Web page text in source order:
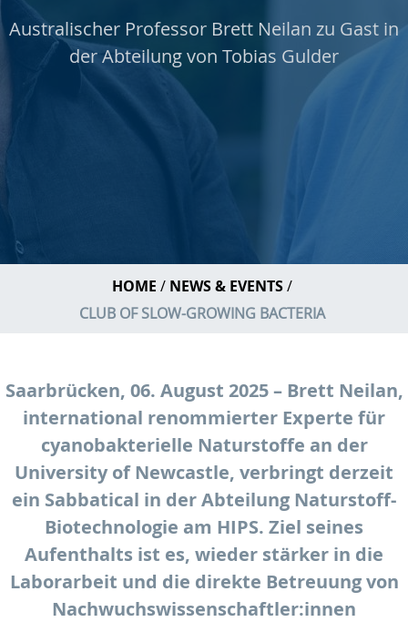
Australischer Professor Brett Neilan zu Gast in
der Abteilung von Tobias Gulder
HOME
NEWS & EVENTS
CLUB OF SLOW-GROWING BACTERIA
Saarbrücken, 06. August 2025 – Brett Neilan,
international renommierter Experte für
cyanobakterielle Naturstoffe an der
University of Newcastle, verbringt derzeit
ein Sabbatical in der Abteilung Naturstoff-
Biotechnologie am HIPS. Ziel seines
Aufenthalts ist es, wieder stärker in die
Laborarbeit und die direkte Betreuung von
Nachwuchswissenschaftler:innen